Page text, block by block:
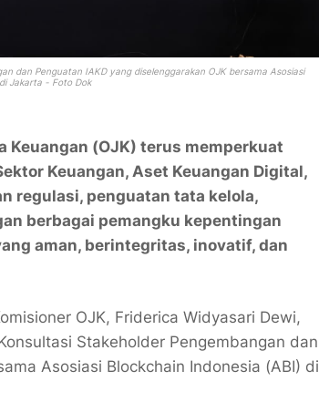
dan Penguatan IAKD yang diselenggarakan OJK bersama Asosiasi
Jakarta - Foto Dok
Keuangan (OJK) terus memperkuat
Keuangan, Aset Keuangan Digital,
regulasi, penguatan tata kelola,
berbagai pemangku kepentingan
aman, berintegritas, inovatif, dan
OJK, Friderica Widyasari Dewi,
Stakeholder Pengembangan dan
Asosiasi Blockchain Indonesia (ABI) di